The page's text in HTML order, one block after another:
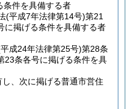
条件を具備する者
(平成7年法律第14号)第21
に掲げる条件を具備する者
成24年法律第25号)第28条
23条各号に掲げる条件を具
、次に掲げる普通市営住